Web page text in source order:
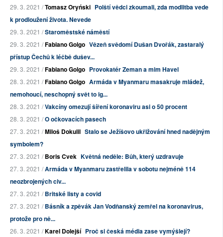
29. 3. 2021 /Tomasz Oryński Polští vědci zkoumali, zda modlitba vede
k prodloužení života. Nevede
29. 3. 2021 /Staroměstské náměstí
29. 3. 2021 /Fabiano Golgo Vězeň svědomí Dušan Dvořák, zastaralý
přístup Čechů k léčbě dušev...
29. 3. 2021 /Fabiano Golgo Provokatér Zeman a mim Havel
28. 3. 2021 /Fabiano Golgo Armáda v Myanmaru masakruje mládež,
nemohoucí, neschopný svět to ig...
28. 3. 2021 /Vakcíny omezují šíření koronaviru asi o 50 procent
28. 3. 2021 /O očkovacích pasech
27. 3. 2021 /Miloš Dokulil Stalo se Ježíšovo ukřižování hned nadějným
symbolem?
27. 3. 2021 /Boris Cvek Květná neděle: Bůh, který uzdravuje
27. 3. 2021 /Armáda v Myanmaru zastřelila v sobotu nejméně 114
neozbrojených civ...
27. 3. 2021 /Britské listy a covid
27. 3. 2021 /Básník a zpěvák Jan Vodňanský zemřel na koronavirus,
protože pro ně...
26. 3. 2021 /Karel Dolejší Proč si česká média zase vymýšlejí?